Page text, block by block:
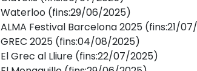
Waterloo (fins:29/06/2025)
ALMA Festival Barcelona 2025 (fins:21/
GREC 2025 (fins:04/08/2025)
El Grec al Lliure (fins:22/07/2025)